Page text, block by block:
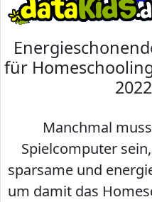
für
2022
Manchmal
Spielcomputer
sparsame und
um damit das